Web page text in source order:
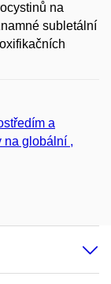
na
subletální
a
na globální ,